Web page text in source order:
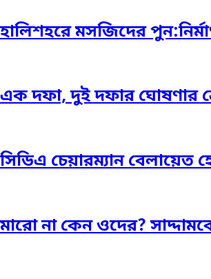
হালিশহরে মসজিদের
এক দফা, দুই দফার ঘোষণার
সিডিএ চেয়ারম্যান বেলায়েত
মারো না কেন ওদের?